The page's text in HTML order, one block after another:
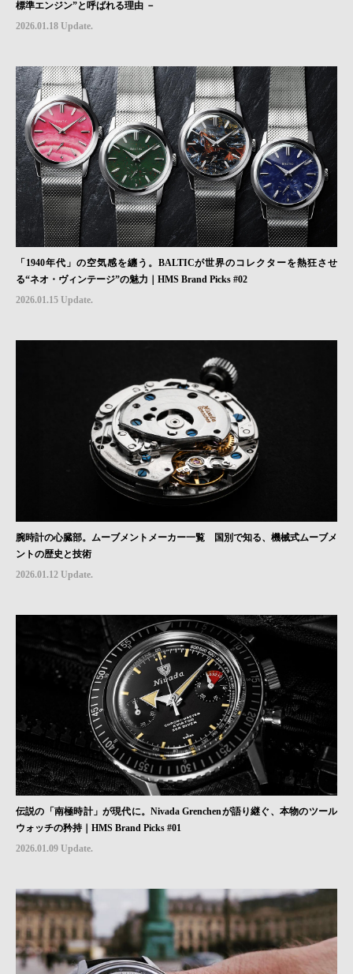
標準エンジン”と呼ばれる理由 －
2026.01.18 Update.
「1940年代」の空気感を纏う。BALTICが世界のコレクターを熱狂させ
る“ネオ・ヴィンテージ”の魅力｜HMS Brand Picks #02
2026.01.15 Update.
腕時計の心臓部。ムーブメントメーカー一覧 国別で知る、機械式ムーブメ
ントの歴史と技術
2026.01.12 Update.
伝説の「南極時計」が現代に。Nivada Grenchenが語り継ぐ、本物のツール
ウォッチの矜持｜HMS Brand Picks #01
2026.01.09 Update.